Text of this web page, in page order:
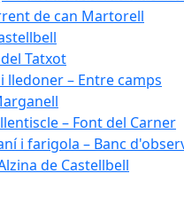
de can Martorell
Tatxot
lledoner – Entre camps
– Font del Carner
i farigola – Banc
de Castellbell